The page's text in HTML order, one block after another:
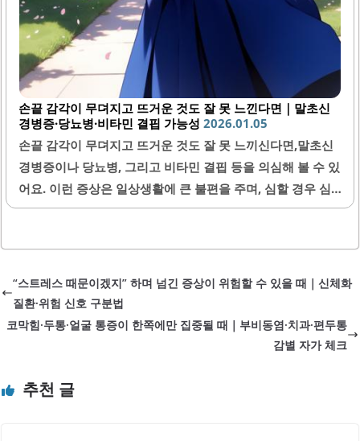
손끝 감각이 무뎌지고 뜨거운 것도 잘 못 느낀다면｜말초신
경병증·당뇨병·비타민 결핍 가능성 2026.01.05
손끝 감각이 무뎌지고 뜨거운 것도 잘 못 느끼신다면,말초신
경병증이나 당뇨병, 그리고 비타민 결핍 등을 의심해 볼 수 있
어요. 이런 증상은 일상생활에 큰 불편을 주며, 심할 경우 심
각한 건강 문제로 이어질 수 있기 때문에 빠른 대응이 중요해
경계의 문제에서 비롯될 수 있으니, 증상이 나타난다면 꾸준
히 관찰하고 의사와 상담하는 것이 좋아요. 지금부터 말초신
경병증과 예상 원인, 그리고 관리법까지 자세히 알려드릴게
요.1. 말초신경병증이란?말초신경병증은 말초신경에 손상이
생겨 감각이나 운동 기능에 이상이 나타나는 질환이에요. 주
며, 뜨거운 자극을 잘 느끼지 못하는 경우가 많아요. 이러한
“스트레스 때문이겠지” 하며 넘긴 증상이 위험할 수 있을 때｜신체화
질환·위험 신호 구분법
코막힘·두통·얼굴 통증이 한쪽에만 집중될 때｜부비동염·치과·편두통
감별 자가 체크
추천 글